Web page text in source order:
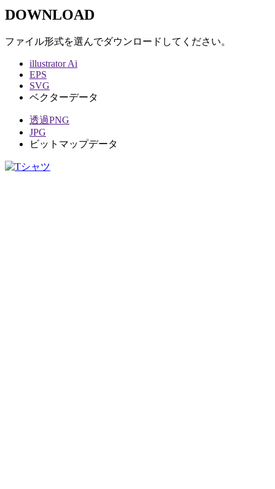
DOWNLOAD
ファイル形式を選んでダウンロードしてください。
illustrator Ai
EPS
SVG
ベクターデータ
透過PNG
JPG
ビットマップデータ